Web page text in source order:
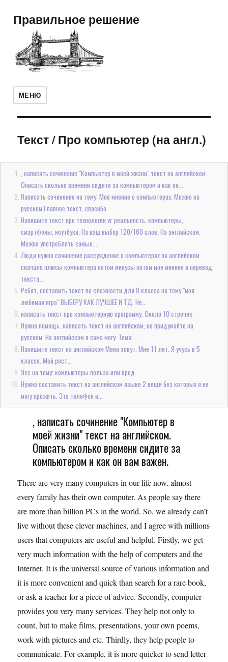
Правильное решение
МЕНЮ
Текст/Про компьютер (на англ.)
, написать сочинение "Компьютер в моей жизни" текст на английском.
Описать сколько времени сидите за компьютером и как он...
Написать сочинение на тему: Мое мнение о компьютерах. Можно на
русском Главное текст, спасибо
Напишите текст про технологии vr реальность, компьютеры,
смартфоны, ноутбуки. На ваш выбор 120/160 слов. На английском.
Можно употреблять самые...
Люди нужно сочинение рассуждение о компьютерах на английском
сначало плюсы компьютера потом минусы потом мое мнение и перевод
текста...
Ребят, составить текст по сложности для 8 класса на тему "моя
любимая игра" ВЫБЕРУ КАК ЛУЧШЕЕ И ТД. Не...
написать текст про компьютерную программу. Около 10 строчек
Нужна помощь. написать текст на английском, но придумайте на
русском. На английском я сама могу. Тема:...
Напишите текст на английском Меня зовут. Мне 11 лет. Я учусь в 5
классе. Мой рост...
Эсс на тему: компьютеры польза или вред
Нужно составить текст на английском языке 2 вещи без которых я не
могу прожить. Это телефон и...
, написать сочинение "Компьютер в
моей жизни" текст на английском.
Описать сколько времени сидите за
компьютером и как он вам важен.
There are very many computers in our life now. almost
every family has their own computer. As people say there
are more than billion PCs in the world. So, we already can’t
live without these clever machines, and I agree with millions
users that computers are useful and helpful. Firstly, we get
very much information with the help of computers and the
Internet. It is the universal source of various information and
it is more convenient and quick than search for a rare book,
or ask a teacher for a piece of advice. Secondly, computer
provides you very many services. They help not only to
count, but to make films, presentations, your own poems,
work with pictures and etc. Thirdly, they help people to
communicate. For example, it is more quicker to send letter